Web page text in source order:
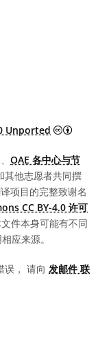
Unported 知识
OAE 各中心与节
其他志愿者共同撰
项目的完整致谢名
CC BY-4.0 许可
件本身可能有不同
应来源。
误， 请向 发邮件 联